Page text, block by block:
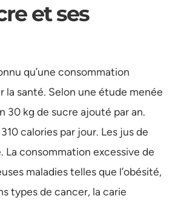
et ses
qu’une consommation
santé. Selon une étude menée
30 kg de sucre ajouté par an.
calories par jour. Les jus de
consommation excessive de
maladies telles que l’obésité,
types de cancer, la carie